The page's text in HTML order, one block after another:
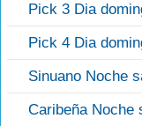
Pick 3 Dia
Pick 4 Dia
Sinuano Noche
Caribeña Noche